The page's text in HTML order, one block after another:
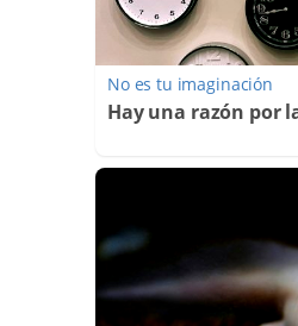
No es tu imaginación
Hay una razón por